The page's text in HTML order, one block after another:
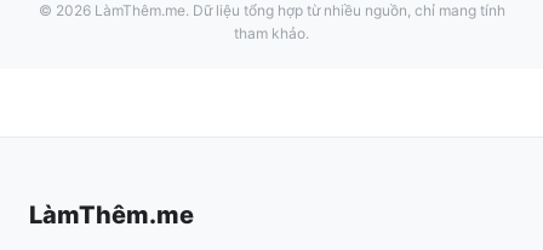
© 2026 LàmThêm.me. Dữ liệu tổng hợp từ nhiều nguồn, chỉ mang tính
tham khảo.
LàmThêm.me